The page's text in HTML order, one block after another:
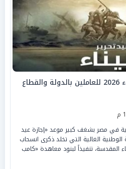
موعد إجازة عيد تحرير سيناء 2026 للعاملين بالدولة والقطاع
في مصر بشغف كبير موعد «إجازة عيد
المناسبة الوطنية الغالية التي تخلد ذكرى انسحاب
المقدسة، تنفيذاً لبنود معاهدة «كامب